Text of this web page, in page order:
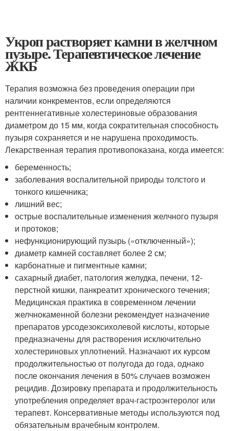
Укроп растворяет камни в желчном
пузыре. Терапевтическое лечение
ЖКБ
Терапия возможна без проведения операции при
наличии конкрементов, если определяются
рентгеннегативные холестериновые образования
диаметром до 15 мм, когда сократительная способность
пузыря сохраняется и не нарушена проходимость.
Лекарственная терапия противопоказана, когда имеется:
беременность;
заболевания воспалительной природы толстого и
тонкого кишечника;
лишний вес;
острые воспалительные изменения желчного пузыря
и протоков;
нефункционирующий пузырь («отключенный»);
диаметр камней составляет более 2 см;
карбонатные и пигментные камни;
сахарный диабет, патология желудка, печени, 12-
перстной кишки, панкреатит хронического течения;
Медицинская практика в современном лечении
желчнокаменной болезни рекомендует назначение
препаратов урсодезоксихолевой кислоты, которые
предназначены для растворения исключительно
холестериновых уплотнений. Назначают их курсом
продолжительностью от полугода до года, однако
после окончания лечения в 50% случаев возможен
рецидив. Дозировку препарата и продолжительность
употребления определяет врач-гастроэнтеролог или
терапевт. Консервативные методы используются под
обязательным врачебным контролем.